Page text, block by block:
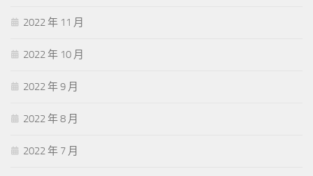
2022 年 11 月
2022 年 10 月
2022 年 9 月
2022 年 8 月
2022 年 7 月